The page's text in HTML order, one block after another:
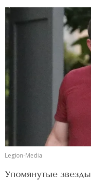
Legion-Media
Упомянутые звезды